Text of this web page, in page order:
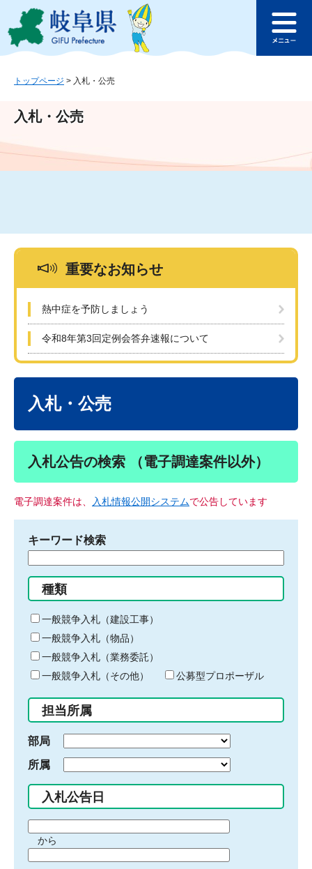
ジ
ュ
文
このページの本文へ
ュ
トップページ > 入札・公売
入札・公売
重要なお知らせ
熱中症を予防しましょう
令和8年第3回定例会答弁速報について
入札・公売
入札公告の検索 （電子調達案件以外）
電子調達案件は、 入札情報公開システムで公告しています
キーワード検索
る
キ
ー
ワ
ー
ド
入
力
種類
一般競争入札（建設工事）
一般競争入札（物品）
一般競争入札（業務委託）
一般競争入札（その他）
公募型プロポーザル
担当所属
部局
所属
入札公告日
間から